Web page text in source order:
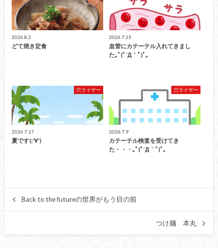
2026.8.2
どて焼き定食
2026.7.25
血管にカテーテル入れてきまし
た｡ﾟ(ﾟ´Д｀ﾟ)ﾟ｡
穴ライザー
2026.7.17
夏です(;'∀')
穴ライザー
2026.7.9
カテーテル検査を受けてき
た・・・｡ﾟ(ﾟ´Д｀ﾟ)ﾟ｡
Back to the futureの世界がもう目の前
つけ麺 本丸